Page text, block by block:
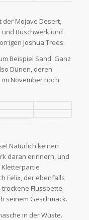
der Mojave Desert,
Buschwerk und
Joshua Trees.
Beispiel Sand. Ganz
Dünen, deren
November noch
Natürlich keinen
daran erinnern, und
Felix, der ebenfalls
Flussbette
seinem Geschmack.
in der Wüste.